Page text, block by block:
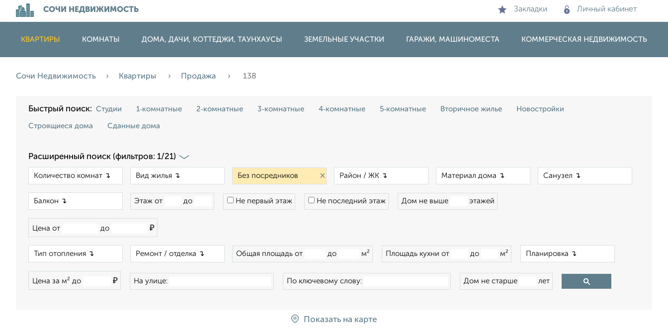
СОЧИ НЕДВИЖИМОСТЬ Закладки Личный кабинет
КВАРТИРЫ КОМНАТЫ ДОМА, ДАЧИ, КОТТЕДЖИ, ТАУНХАУСЫ ЗЕМЕЛЬНЫЕ УЧАСТКИ ГАРАЖИ, МАШИНОМЕСТА КОММЕРЧЕСКАЯ НЕДВИЖИМОСТЬ
Сочи Недвижимость Квартиры Продажа 138
Быстрый поиск: Студии 1‑комнатные 2‑комнатные 3‑комнатные 4‑комнатные 5‑комнатные Вторичное жилье Новостройки
Строящиеся дома Сданные дома
Расширенный поиск (фильтров: 1/21)
×
Этаж от до Не первый этаж Не последний этаж Дом не выше этажей
Цена от до ₽
Общая площадь от до м² Площадь кухни от до м²
Цена за м² до ₽ На улице: По ключевому слову: Дом не старше лет
Показать на карте